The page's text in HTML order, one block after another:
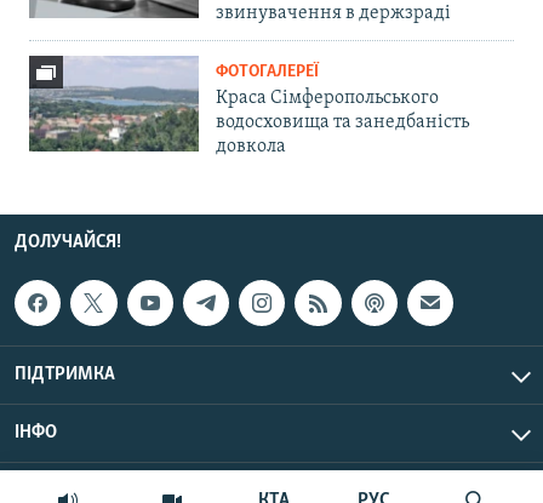
звинувачення в держзраді
ФОТОГАЛЕРЕЇ
Краса Сімферопольського
водосховища та занедбаність
довкола
ДОЛУЧАЙСЯ!
ПІДТРИМКА
ІНФО
© Крим.Реалії, 2026 | Усі права застережено.